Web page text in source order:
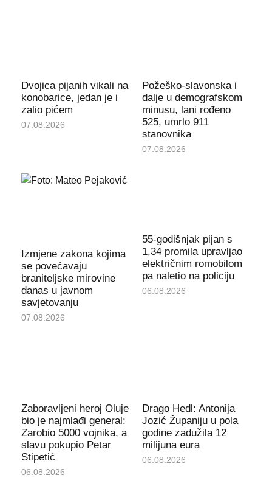
Dvojica pijanih vikali na
konobarice, jedan je i
zalio pićem
07.08.2026
Požeško-slavonska i
dalje u demografskom
minusu, lani rođeno
525, umrlo 911
stanovnika
07.08.2026
Izmjene zakona kojima
se povećavaju
braniteljske mirovine
danas u javnom
savjetovanju
07.08.2026
55-godišnjak pijan s
1,34 promila upravljao
električnim romobilom
pa naletio na policiju
06.08.2026
Zaboravljeni heroj Oluje
bio je najmlađi general:
Zarobio 5000 vojnika, a
slavu pokupio Petar
Stipetić
06.08.2026
Drago Hedl: Antonija
Jozić Županiju u pola
godine zadužila 12
milijuna eura
06.08.2026